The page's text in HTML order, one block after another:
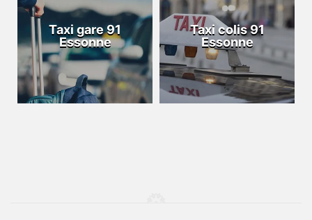
Taxi gare 91
Essonne
Taxi colis 91
Essonne